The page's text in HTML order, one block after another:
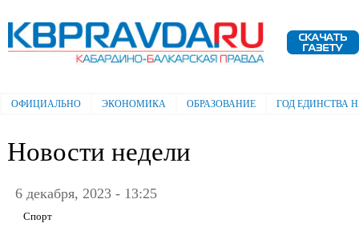
Электронная газета "Кабардино-
Балкарская правда"
Главное меню
ОФИЦИАЛЬНО ЭКОНОМИКА ОБРАЗОВАНИЕ ГОД ЕДИНСТВА
Новости недели
6 декабря, 2023 - 13:25
Спорт